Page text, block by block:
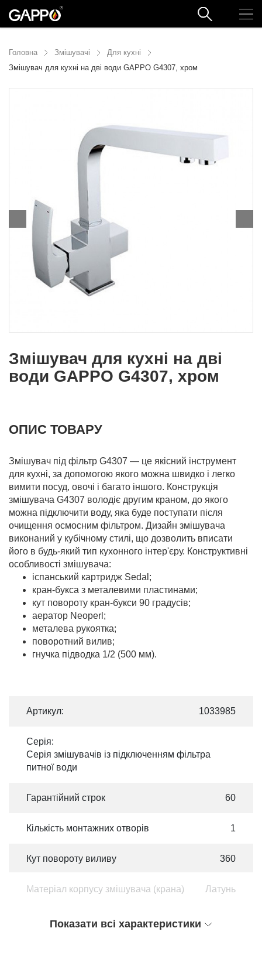
Головна Змішувачі
Для кухні
Змішувач для кухні на дві води GAPPO G4307, хром
Змішувач для кухні на дві
води GAPPO G4307, хром
ОПИС ТОВАРУ
Змішувач під фільтр G4307 — це якісний інструмент
для кухні, за допомогою якого можна швидко і легко
вимити посуд, овочі і багато іншого. Конструкція
змішувача G4307 володіє другим краном, до якого
можна підключити воду, яка буде поступати після
очищення осмосним фільтром. Дизайн змішувача
виконаний у кубічному стилі, що дозволить вписати
його в будь-який тип кухонного інтер'єру. Конструктивні
особливості змiшувача:
іспанський картридж Sedal;
кран-букса з металевими пластинами;
кут повороту кран-букси 90 градусів;
аератор Neoperl;
металева рукоятка;
поворотний вилив;
гнучка підводка 1/2 (500 мм).
Артикул: 1033985
Серія:
Серія змішувачів із підключенням фільтра
питної води
Гарантійний строк 60
Кількість монтажних отворів 1
Кут повороту виливу 360
Матеріал корпусу змішувача (крана) Латунь
Показати всі характеристики